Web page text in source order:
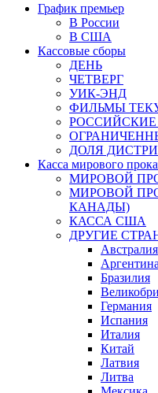
График премьер
В России
В США
Кассовые сборы
ДЕНЬ
ЧЕТВЕРГ
УИК-ЭНД
ФИЛЬМЫ
ДОЛЯ
Касса мирового
МИРОВОЙ
МИРОВОЙ
КАНАДЫ)
КАССА США
ДРУГИЕ
Австралия
Аргентина
Бразилия
Германия
Испания
Италия
Китай
Латвия
Литва